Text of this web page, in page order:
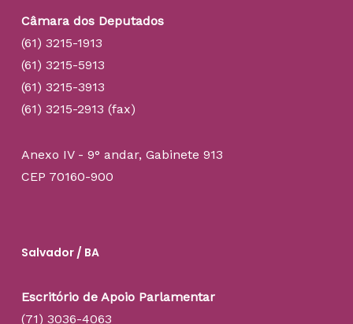
Câmara dos Deputados
(61) 3215-1913
(61) 3215-5913
(61) 3215-3913
(61) 3215-2913 (fax)
Anexo IV - 9° andar, Gabinete 913
CEP 70160-900
Salvador / BA
Escritório de Apoio Parlamentar
(71) 3036-4063